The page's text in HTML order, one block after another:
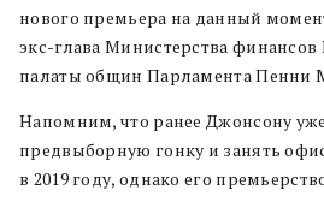
нового премьера на данный
экс-глава Министерства
палаты общин Парламента Пенни
Напомним, что ранее Джонсону
предвыборную гонку и занять
в 2019 году, однако его